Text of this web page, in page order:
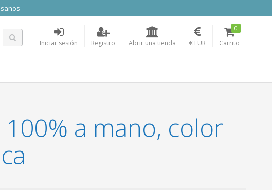
Iniciar sesión Registro Abrir una tienda € EUR Carrito
0
a mano, color